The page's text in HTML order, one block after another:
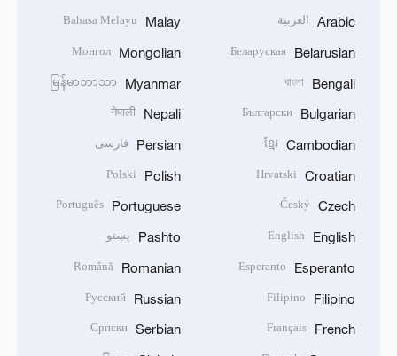
Arabic العربية
Belarusian
Беларуская
Bengali
বাংলা
Bulgarian
Български
Cambodian
ខ្មែរ
Croatian
Hrvatski
Czech
Český
English
English
Esperanto
Esperanto
Filipino
Filipino
French
Français
Malay
Bahasa Melayu
Mongolian
Монгол
Myanmar
မြန်မာဘာသာ
Nepali
नेपाली
Persian فارسی
Polish
Polski
Portuguese
Português
Pashto پښتو
Romanian
Română
Russian
Русский
Serbian
Српски